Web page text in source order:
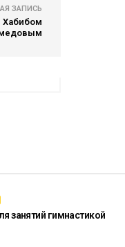
ЗАПИСЬ
Хабибом
занятий гимнастикой